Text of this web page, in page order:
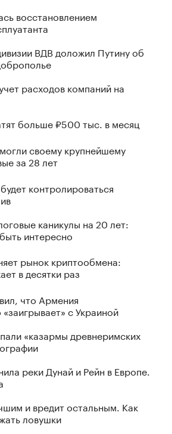
восстановлением
ВДВ доложил Путину об
расходов компаний на
больше ₽500 тыс. в месяц
своему крупнейшему
за 28 лет
контролироваться
каникулы на 20 лет:
интересно
рынок криптообмена:
в десятки раз
что Армения
с Украиной
«казармы древнеримских
реки Дунай и Рейн в Европе.
и вредит остальным. Как
ловушки